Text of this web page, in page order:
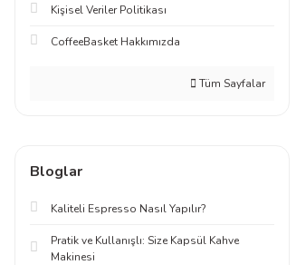
Kişisel Veriler Politikası
CoffeeBasket Hakkımızda
Tüm Sayfalar
Bloglar
Kaliteli Espresso Nasıl Yapılır?
Pratik ve Kullanışlı: Size Kapsül Kahve
Makinesi